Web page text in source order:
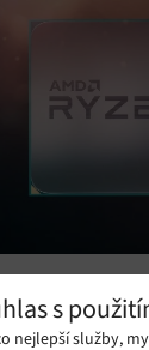
s
nejlepší služby,
chybu
Samuel